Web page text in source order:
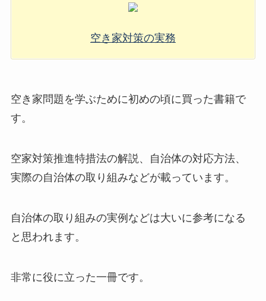
空き家対策の実務
空き家問題を学ぶために初めの頃に買った書籍で
す。
空家対策推進特措法の解説、自治体の対応方法、
実際の自治体の取り組みなどが載っています。
自治体の取り組みの実例などは大いに参考になる
と思われます。
非常に役に立った一冊です。